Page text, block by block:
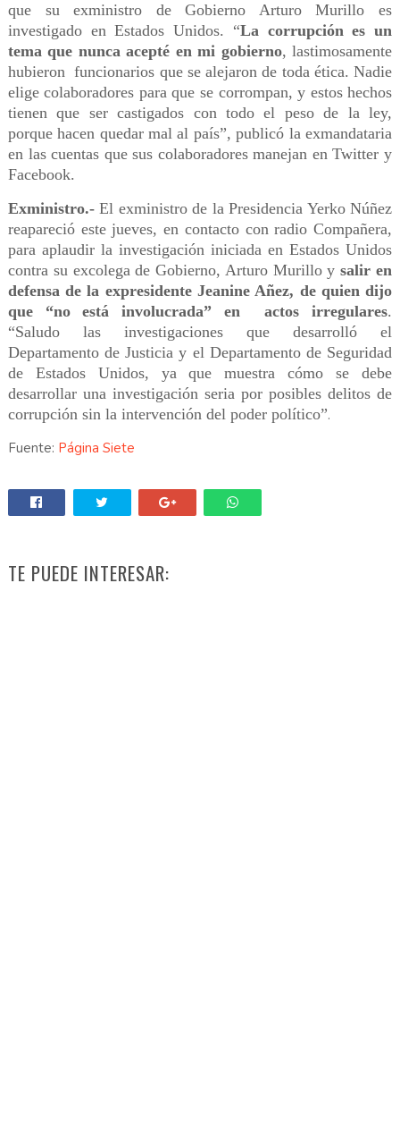
que su exministro de Gobierno Arturo Murillo es
investigado en Estados Unidos. “La corrupción es un
tema que nunca acepté en mi gobierno, lastimosamente
hubieron funcionarios que se alejaron de toda ética. Nadie
elige colaboradores para que se corrompan, y estos hechos
tienen que ser castigados con todo el peso de la ley,
porque hacen quedar mal al país”, publicó la exmandataria
en las cuentas que sus colaboradores manejan en Twitter y
Facebook.
Exministro.-El exministro de la Presidencia Yerko Núñez
reapareció este jueves, en contacto con radio Compañera,
para aplaudir la investigación iniciada en Estados Unidos
contra su excolega de Gobierno, Arturo Murillo ysalir en
defensa de la expresidente Jeanine Añez, de quien dijo
que “no está involucrada” en actos irregulares.
“Saludo las investigaciones que desarrolló el
Departamento de Justicia y el Departamento de Seguridad
de Estados Unidos, ya que muestra cómo se debe
desarrollar una investigación seria por posibles delitos de
corrupción sin la intervención del poder político”.
Fuente: Página Siete
TE PUEDE INTERESAR: